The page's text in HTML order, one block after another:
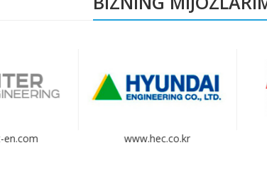
www.hec.co.kr www.kfc.com.uz